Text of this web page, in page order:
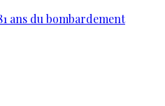
ans du bombardement